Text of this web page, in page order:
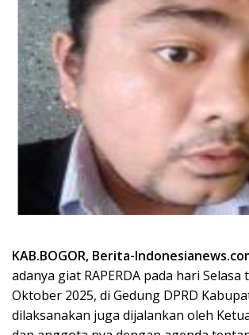
KAB.BOGOR, Berita-
adanya giat RAPERDA pada hari Selasa
Oktober 2025, di Gedung DPRD
dilaksanakan juga dijalankan oleh